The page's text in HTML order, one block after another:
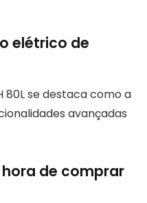
elétrico de
80L se destaca como a
avançadas
de comprar